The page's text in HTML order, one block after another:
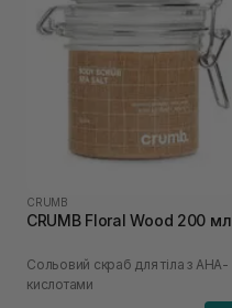
CRUMB
CRUMB Floral Wood 200 мл
Сольовий скраб для тіла з AHA-
кислотами